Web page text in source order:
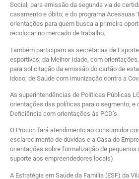
Social, para emissão da segunda via de
casamento e óbito; e do programa Acessuas
orientações para quem busca a primeira
recolocar no mercado de trabalho.
Também participam as secretarias de
esportivas; da Melhor Idade, com
para solicitação da emissão do cartão de
idoso; de Saúde com imunização contra a
As superintendências de Políticas Públicas
orientações das políticas para o segmento; e
Deficiência com orientações às PCD’s.
O Procon fará atendimento ao consumidor
esclarecimento de dúvidas e a Casa do
orientações sobre formalização de
suporte aos empreendedores locais)
A Estratégia em Saúde da Família (ESF) da